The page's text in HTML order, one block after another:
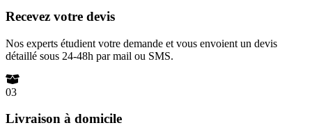
Recevez votre devis
Nos experts étudient votre demande et vous envoient un devis
détaillé sous 24-48h par mail ou SMS.
03
Livraison à domicile